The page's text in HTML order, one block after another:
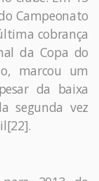
Campeonato
cobrança
da Copa do
marcou um
da baixa
segunda vez